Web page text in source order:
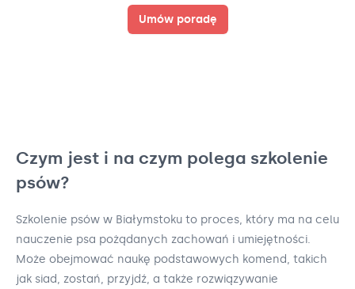
Umów poradę
Czym jest i na czym polega szkolenie
psów?
Szkolenie psów w Białymstoku to proces, który ma na celu
nauczenie psa pożądanych zachowań i umiejętności.
Może obejmować naukę podstawowych komend, takich
jak siad, zostań, przyjdź, a także rozwiązywanie